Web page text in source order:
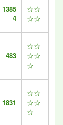
1385
4
☆☆
☆☆
483
☆☆
☆☆
☆
1831
☆☆
☆☆
☆